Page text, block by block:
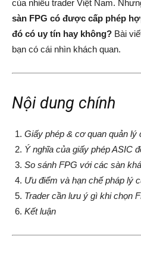
của nhiều trader Việt Nam.
sàn FPG có được cấp phép
đó có uy tín hay không? Bài
bạn có cái nhìn khách quan.
Nội dung chính
Giấy phép & cơ quan quản lý
Ý nghĩa của giấy phép ASIC
So sánh FPG với các sàn
Ưu điểm và hạn chế pháp lý
Trader cần lưu ý gì khi chọn
Kết luận